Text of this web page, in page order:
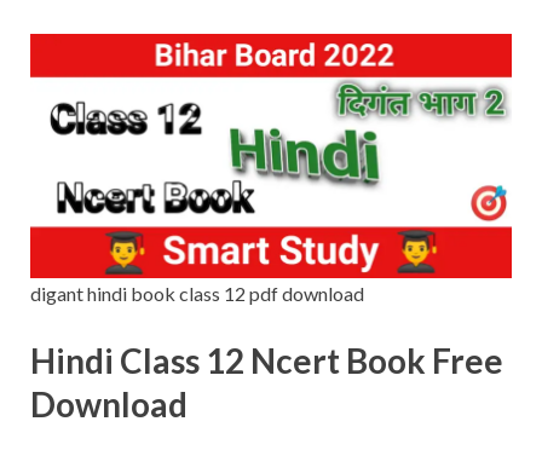
digant hindi book class 12 pdf download
Hindi Class 12 Ncert Book Free
Download